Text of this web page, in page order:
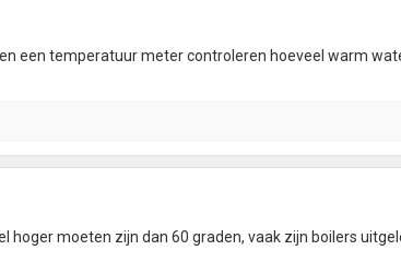
een temperatuur meter controleren hoeveel warm
moeten zijn dan 60 graden, vaak zijn boilers